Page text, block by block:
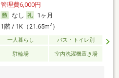
管理費6,000円
なし
1ヶ月
1階 / 1K（21.65m2）
一人暮らし
バス・トイレ別
駐輪場 室内洗濯機置き場